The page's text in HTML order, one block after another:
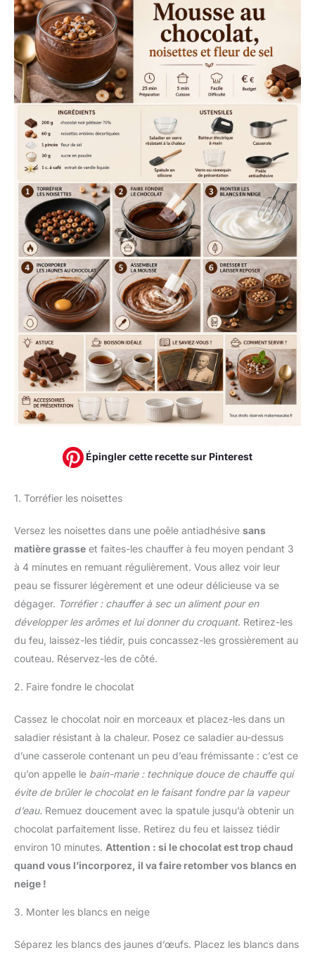
Épingler cette recette sur Pinterest
1. Torréfier les noisettes
Versez les noisettes dans une poêle antiadhésive sans
matière grasse et faites-les chauffer à feu moyen pendant 3
à 4 minutes en remuant régulièrement. Vous allez voir leur
peau se fissurer légèrement et une odeur délicieuse va se
dégager. Torréfier : chauffer à sec un aliment pour en
développer les arômes et lui donner du croquant. Retirez-les
du feu, laissez-les tiédir, puis concassez-les grossièrement au
couteau. Réservez-les de côté.
2. Faire fondre le chocolat
Cassez le chocolat noir en morceaux et placez-les dans un
saladier résistant à la chaleur. Posez ce saladier au-dessus
d’une casserole contenant un peu d’eau frémissante : c’est ce
qu’on appelle le bain-marie : technique douce de chauffe qui
évite de brûler le chocolat en le faisant fondre par la vapeur
d’eau. Remuez doucement avec la spatule jusqu’à obtenir un
chocolat parfaitement lisse. Retirez du feu et laissez tiédir
environ 10 minutes. Attention : si le chocolat est trop chaud
quand vous l’incorporez, il va faire retomber vos blancs en
neige !
3. Monter les blancs en neige
Séparez les blancs des jaunes d’œufs. Placez les blancs dans